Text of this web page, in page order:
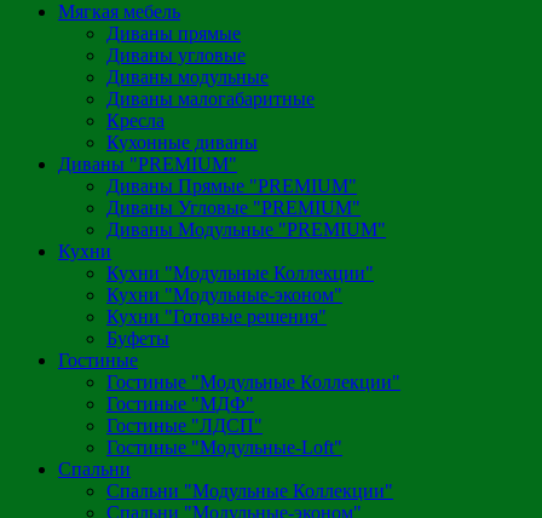
Мягкая мебель
Диваны прямые
Диваны угловые
Диваны модульные
Диваны малогабаритные
Кресла
Кухонные диваны
Диваны "PREMIUM"
Диваны Прямые "PREMIUM"
Диваны Угловые "PREMIUM"
Диваны Модульные "PREMIUM"
Кухни
Кухни "Модульные Коллекции"
Кухни "Модульные-эконом"
Кухни "Готовые решения"
Буфеты
Гостиные
Гостиные "Модульные Коллекции"
Гостиные "МДФ"
Гостиные "ЛДСП"
Гостиные "Модульные-Loft"
Спальни
Спальни "Модульные Коллекции"
Спальни "Модульные-эконом"